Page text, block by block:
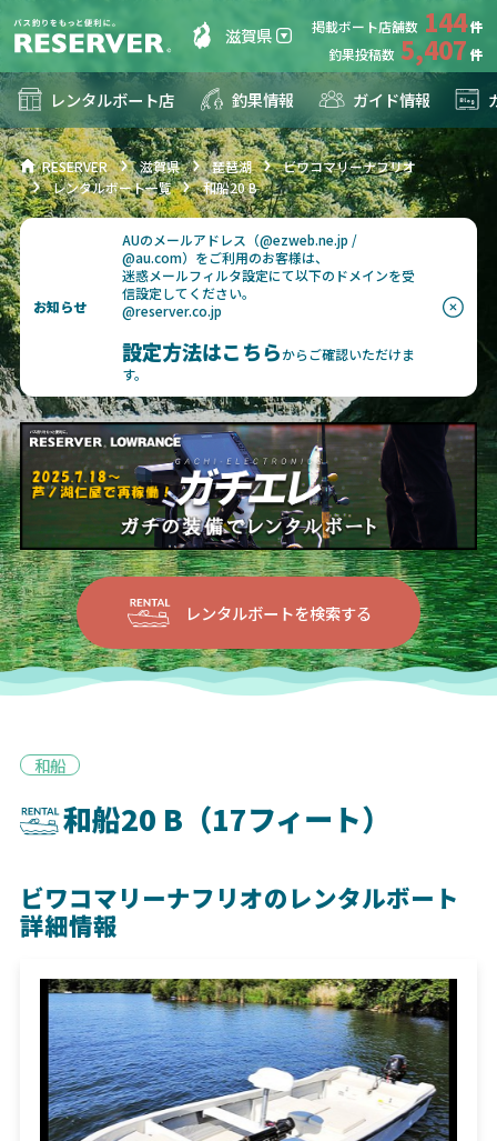
滋賀県 掲載ボート店舗数 144
釣果投稿数 5,407
レンタルボート店 釣果情報 ガイド情報
RESERVER 滋賀県 琵琶湖
ビワコマリーナフリオ
レンタルボート一覧
和船20 B
お知らせ
AUのメールアドレス（@ezweb.ne.jp /
@au.com）をご利用のお客様は、
迷惑メールフィルタ設定にて以下のドメインを受
信設定してください。
@reserver.co.jp
設定方法はこちらからご確認いただけま
す。
レンタルボートを検索する
和船
和船20 B（17フィート）
ビワコマリーナフリオのレンタルボート
詳細情報